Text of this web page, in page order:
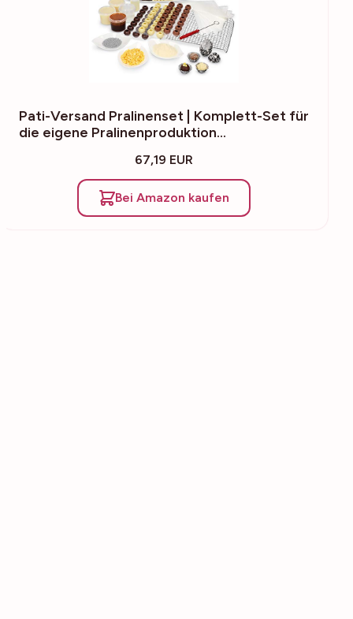
Pati-Versand Pralinenset | Komplett-Set für
die eigene Pralinenproduktion…
67,19 EUR
Bei Amazon kaufen